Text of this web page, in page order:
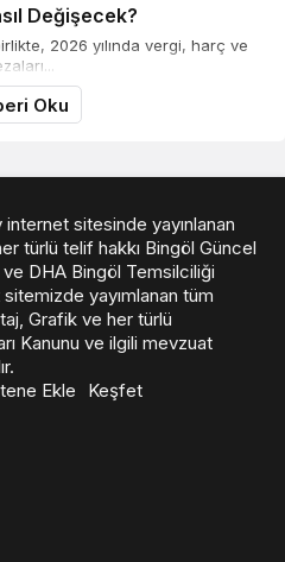
Değişecek?
2026 yılında vergi, harç ve
Oku
sitesinde yayınlanan
türlü telif hakkı Bingöl Güncel
DHA Bingöl Temsilciliği
yayımlanan tüm
Grafik ve her türlü
Kanunu ve ilgili mevzuat
Ekle
Keşfet